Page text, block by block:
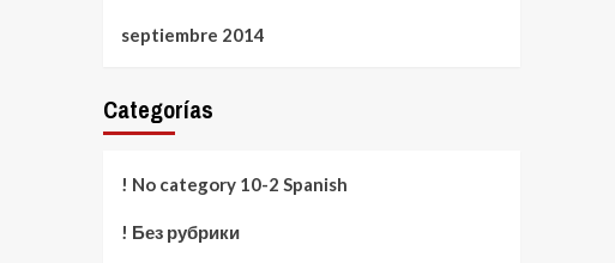
septiembre 2014
Categorías
! No category 10-2 Spanish
! Без рубрики